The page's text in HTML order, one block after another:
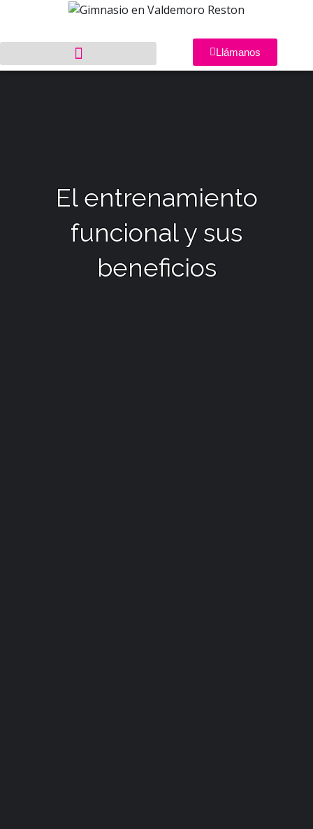
Llámanos
El entrenamiento
funcional y sus
beneficios